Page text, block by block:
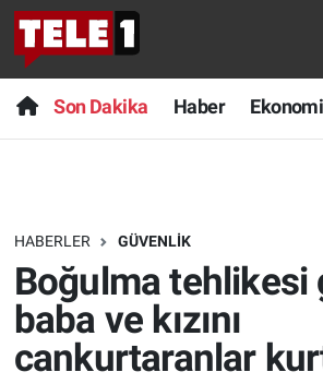
Son Dakika Haber Ekonomi
HABERLER GÜVENLIK
Boğulma tehlikesi
baba ve kızını
cankurtaranlar
Anında Manşet
Başka Sohbetler
Bilim turu
Bilim ve Teknoloji Evreni
Doğa Konuşuyor
Son Dakika
Haber
Dünya
Teknoloji
Sağlık
Nöbetçi Eczaneler
Hava Durumu
Trafik Durumu
Süper Lig Puan Durumu ve
Tüm Manşetler